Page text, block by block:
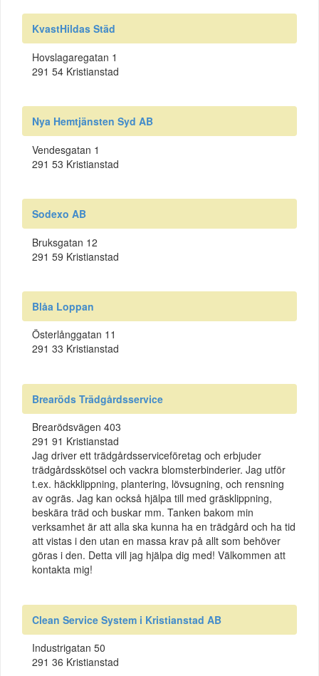
KvastHildas Städ
Hovslagaregatan 1
291 54 Kristianstad
Nya Hemtjänsten Syd AB
Vendesgatan 1
291 53 Kristianstad
Sodexo AB
Bruksgatan 12
291 59 Kristianstad
Blåa Loppan
Österlånggatan 11
291 33 Kristianstad
Brearöds Trädgårdsservice
Brearödsvägen 403
291 91 Kristianstad
Jag driver ett trädgårdsserviceföretag och erbjuder
trädgårdsskötsel och vackra blomsterbinderier. Jag utför
t.ex. häckklippning, plantering, lövsugning, och rensning
av ogräs. Jag kan också hjälpa till med gräsklippning,
beskära träd och buskar mm. Tanken bakom min
verksamhet är att alla ska kunna ha en trädgård och ha tid
att vistas i den utan en massa krav på allt som behöver
göras i den. Detta vill jag hjälpa dig med! Välkommen att
kontakta mig!
Clean Service System i Kristianstad AB
Industrigatan 50
291 36 Kristianstad